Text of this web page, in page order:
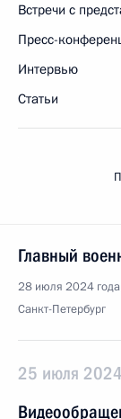
Встречи с
Пресс-
Интервью
Статьи
Главный
28 июля 2024
Санкт-Петербург
25 июля 2024